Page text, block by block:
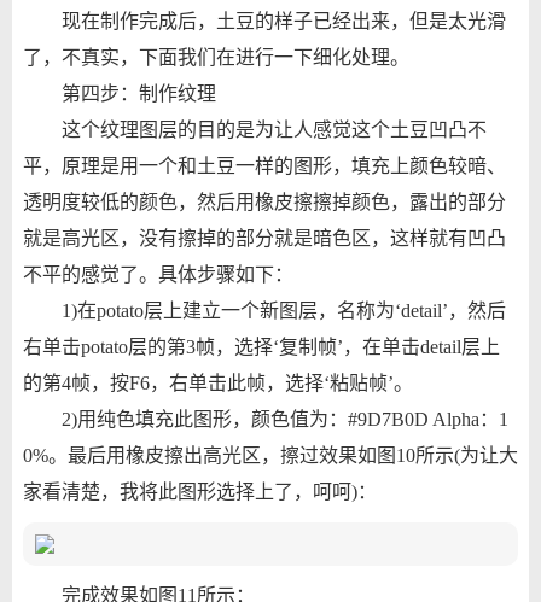
现在制作完成后，土豆的样子已经出来，但是太光滑
了，不真实，下面我们在进行一下细化处理。
第四步：制作纹理
这个纹理图层的目的是为让人感觉这个土豆凹凸不
平，原理是用一个和土豆一样的图形，填充上颜色较暗、
透明度较低的颜色，然后用橡皮擦擦掉颜色，露出的部分
就是高光区，没有擦掉的部分就是暗色区，这样就有凹凸
不平的感觉了。具体步骤如下：
1)在potato层上建立一个新图层，名称为‘detail’，然后
右单击potato层的第3帧，选择‘复制帧’，在单击detail层上
的第4帧，按F6，右单击此帧，选择‘粘贴帧’。
2)用纯色填充此图形，颜色值为：#9D7B0D Alpha：1
0%。最后用橡皮擦出高光区，擦过效果如图10所示(为让大
家看清楚，我将此图形选择上了，呵呵)：
完成效果如图11所示：